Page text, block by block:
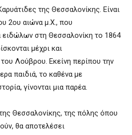
της Θεσσαλονίκης. Είναι
2ου αιώνα μ.Χ., που
στη Θεσσαλονίκη το 1864
μέχρι και
Λούβρου. Εκείνη περίπου την
παιδιά, το καθένα µε
γίνονται μια παρέα.
Θεσσαλονίκης, της πόλης όπου
θα αποτελέσει